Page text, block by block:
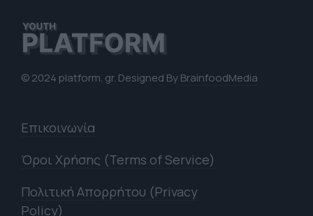
© 2024 platform. gr. Designed ByBrainfoodMedia
Επικοινωνία
Όροι Χρήσης (Terms of Service)
Πολιτική Απορρήτου (Privacy
Policy)